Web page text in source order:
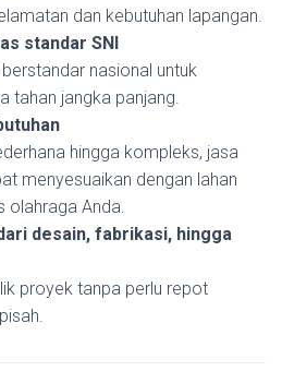
dan kebutuhan lapangan.
standar SNI
nasional untuk
tahan jangka panjang.
hingga kompleks, jasa
menyesuaikan dengan lahan
olahraga Anda.
desain, fabrikasi, hingga
proyek tanpa perlu repot